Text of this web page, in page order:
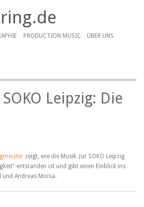
PRODUCTION MUSIC ÜBER UNS
Leipzig: Die
zeigt, wie die Musik zur SOKO Leipzig
entstanden ist und gibt einen Einblick ins
und Andreas Moisa.